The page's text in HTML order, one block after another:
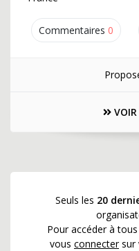
Commentaires 0
Seuls les 20
Pour accéder à
vous connectersur